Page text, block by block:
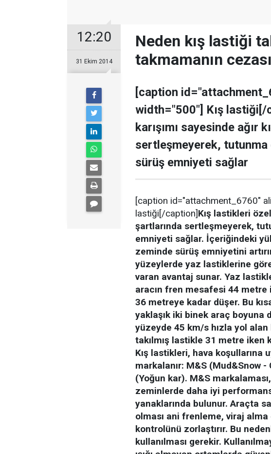
12:20
31 Ekim 2014
Neden kış lastiği
takmamanın
[caption
width="500"] Kış lastiği[/
karışımı sayesinde ağır
sertleşmeyerek,
sürüş emniyeti sağlar
[caption id="attachment_6760"
lastiği[/caption]Kış lastikleri özel
şartlarında sertleşmeyerek,
emniyeti sağlar. İçeriğindeki
zeminde sürüş emniyetini
yüzeylerde yaz lastiklerine
varan avantaj sunar. Yaz
aracın fren mesafesi 44
36 metreye kadar düşer. Bu
yaklaşık iki binek araç boyuna
yüzeyde 45 km/s hızla yol
takılmış lastikle 31 metre iken
Kış lastikleri, hava koşullarına
markalanır: M&S (Mud&Snow
(Yoğun kar). M&S
zeminlerde daha iyi
yanaklarında bulunur. Araçta
olması ani frenleme, viraj alma
kontrolünü zorlaştırır. Bu
kullanılması gerekir.